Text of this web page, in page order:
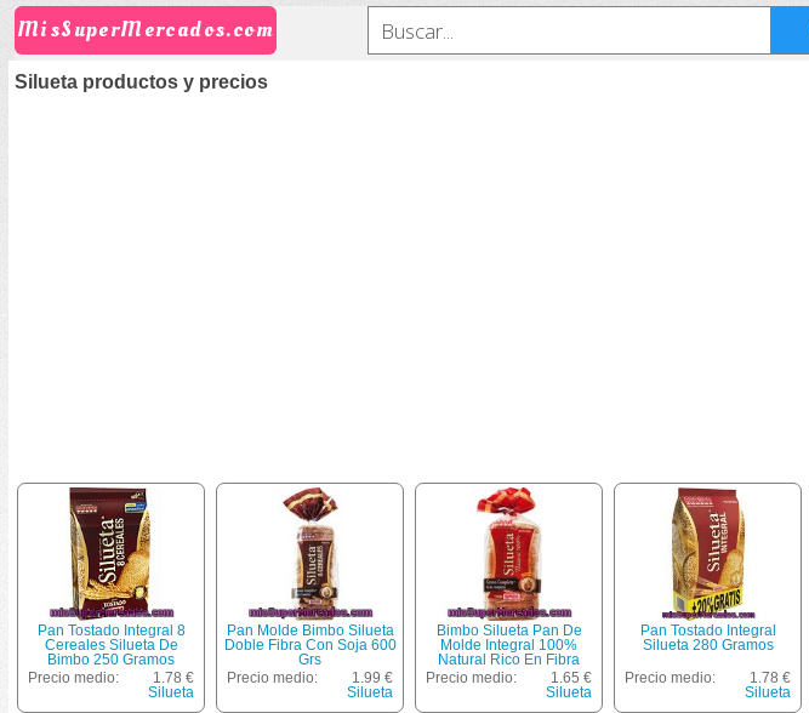
MisSuperMercados.com
Silueta productos y precios
Pan Tostado Integral 8
Cereales Silueta De
Bimbo 250 Gramos
Precio medio:
1.78 €
Silueta
Pan Molde Bimbo Silueta
Doble Fibra Con Soja 600
Grs
Precio medio:
1.99 €
Silueta
Bimbo Silueta Pan De
Molde Integral 100%
Natural Rico En Fibra
Bolsa 450 G
Precio medio:
1.65 €
Silueta
Pan Tostado Integral
Silueta 280 Gramos
Precio medio:
1.78 €
Silueta